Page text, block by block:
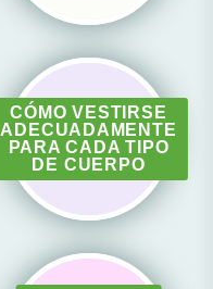
CÓMO VESTIRSE
ADECUADAMENTE
PARA CADA TIPO
DE CUERPO